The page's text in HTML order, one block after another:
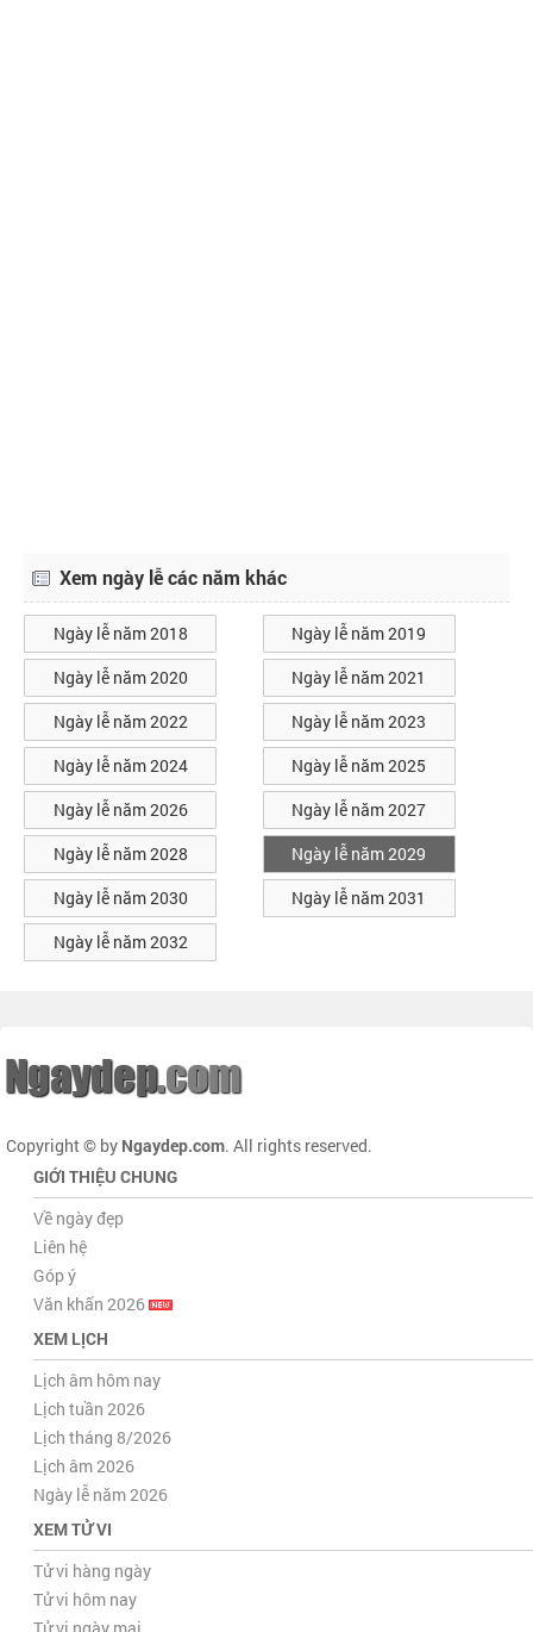
Xem ngày lễ các năm khác
Ngày lễ năm 2018
Ngày lễ năm 2019
Ngày lễ năm 2020
Ngày lễ năm 2021
Ngày lễ năm 2022
Ngày lễ năm 2023
Ngày lễ năm 2024
Ngày lễ năm 2025
Ngày lễ năm 2026
Ngày lễ năm 2027
Ngày lễ năm 2028
Ngày lễ năm 2029
Ngày lễ năm 2030
Ngày lễ năm 2031
Ngày lễ năm 2032
Copyright © by Ngaydep.com. All rights reserved.
GIỚI THIỆU CHUNG
Về ngày đẹp
Liên hệ
Góp ý
Văn khấn 2026
XEM LỊCH
Lịch âm hôm nay
Lịch tuần 2026
Lịch tháng 8/2026
Lịch âm 2026
Ngày lễ năm 2026
XEM TỬ VI
Tử vi hàng ngày
Tử vi hôm nay